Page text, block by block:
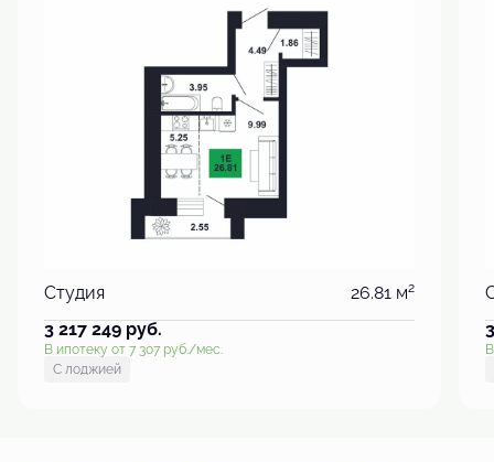
Студия 26.81 м2
3 217 249 руб.
В ипотеку от 7 307 руб./мес.
С лоджией